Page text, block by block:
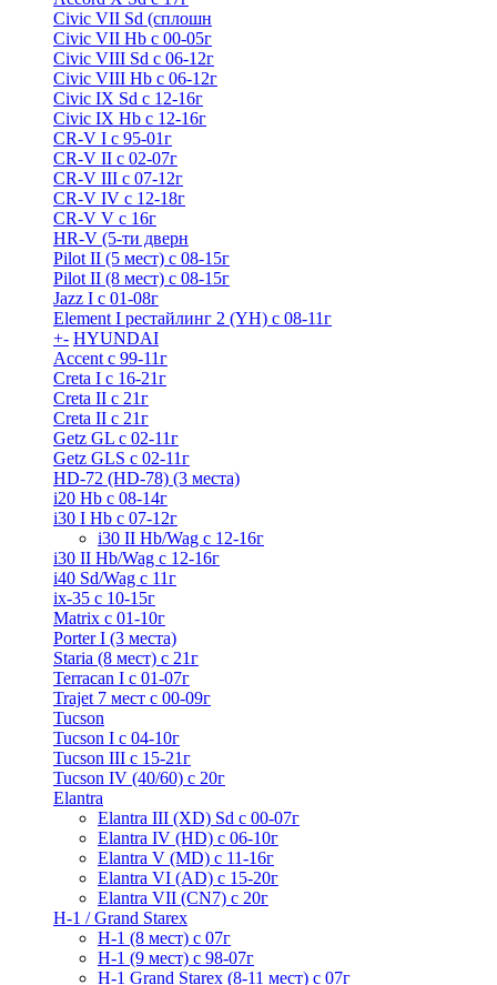
Civic VII Sd (сплошн
Civic VII Hb с 00-05г
Civic VIII Sd с 06-12г
Civic VIII Hb с 06-12г
Civic IX Sd c 12-16г
Civic IX Hb с 12-16г
CR-V I с 95-01г
CR-V II с 02-07г
CR-V III с 07-12г
CR-V IV с 12-18г
CR-V V с 16г
HR-V (5-ти дверн
Pilot II (5 мест) с 08-15г
Pilot II (8 мест) с 08-15г
Jazz I c 01-08г
Element I рестайлинг 2 (YH) с 08-11г
+- HYUNDAI
Accent с 99-11г
Creta I с 16-21г
Creta II с 21г
Creta II с 21г
Getz GL с 02-11г
Getz GLS с 02-11г
HD-72 (HD-78) (3 места)
i20 Hb с 08-14г
i30 I Hb с 07-12г
i30 II Hb/Wag с 12-16г
i30 II Hb/Wag с 12-16г
i40 Sd/Wag с 11г
ix-35 с 10-15г
Matrix с 01-10г
Porter I (3 места)
Staria (8 мест) c 21г
Terracan I c 01-07г
Trajet 7 мест с 00-09г
Tucson
Tucson I c 04-10г
Tucson III с 15-21г
Tucson IV (40/60) с 20г
Elantra
Elantra III (XD) Sd c 00-07г
Elantra IV (HD) с 06-10г
Elantra V (MD) c 11-16г
Elantra VI (AD) с 15-20г
Elantra VII (CN7) с 20г
H-1 / Grand Starex
H-1 (8 мест) c 07г
H-1 (9 мест) c 98-07г
H-1 Grand Starex (8-11 мест) с 07г